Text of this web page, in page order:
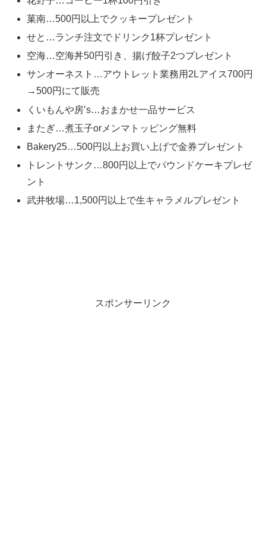
菓南…500円以上でクッキープレゼント
せと…ランチ注文でドリンク1杯プレゼント
空海…空海丼50円引き、揚げ餃子2つプレゼント
サンオーネスト…アウトレット業務用2Lアイス700円
→500円にて販売
くいもんや房’s…おまかせ一品サービス
またぎ…煮玉子orメンマトッピング無料
Bakery25…500円以上お買い上げで金券プレゼント
トレントサンク…800円以上でパウンドケーキプレゼ
ント
武井牧場…1,500円以上で生キャラメルプレゼント
スポンサーリンク